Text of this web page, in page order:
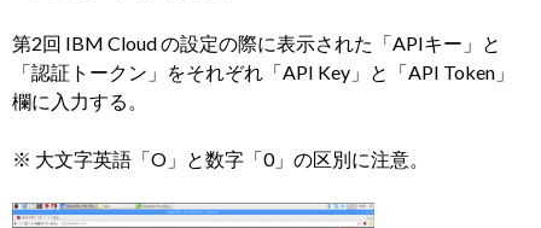
第2回 IBM Cloud の設定の際に表示された「APIキー」と
「認証トークン」をそれぞれ「API Key」と「API Token」
欄に入力する。
※ 大文字英語「O」と数字「0」の区別に注意。